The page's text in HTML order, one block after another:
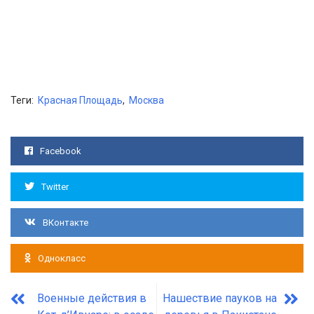
Теги: Красная Площадь, Москва
Facebook
Twitter
ВКонтакте
Однокласс
Военные действия в
Нашествие пауков на